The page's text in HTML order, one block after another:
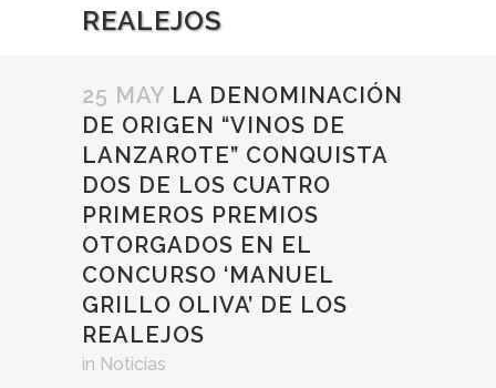
REALEJOS
25 MAY LA DENOMINACIÓN
DE ORIGEN “VINOS DE
LANZAROTE” CONQUISTA
DOS DE LOS CUATRO
PRIMEROS PREMIOS
OTORGADOS EN EL
CONCURSO ‘MANUEL
GRILLO OLIVA’ DE LOS
REALEJOS
in Noticias